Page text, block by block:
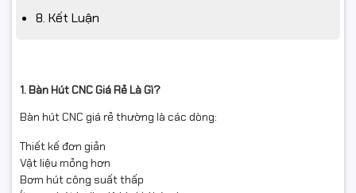
8. Kết Luận
1. Bàn Hút CNC Giá Rẻ Là Gì?
Bàn hút CNC giá rẻ thường là các dòng:
Thiết kế đơn giản
Vật liệu mỏng hơn
Bơm hút công suất thấp